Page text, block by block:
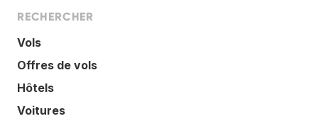
RECHERCHER
Vols
Offres de vols
Hôtels
Voitures